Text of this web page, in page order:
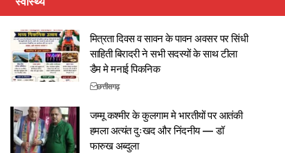
मित्रता दिवस व सावन के पावन अवसर पर सिंधी
साहिती बिरादरी ने सभी सदस्यों के साथ टीला
डैम मे मनाई पिकनिक
छत्तीसगढ़
जम्मू कश्मीर के कुलगाम मे भारतीयों पर आतंकी
हमला अत्यंत दुःखद और निंदनीय — डॉ
फारुख अब्दुला